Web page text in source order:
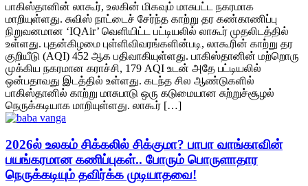
பாகிஸ்தானின் லாகூர், உலகின் மிகவும் மாசுபட்ட நகரமாக
மாறியுள்ளது. சுவிஸ் நாட்டைச் சேர்ந்த காற்று தர கண்காணிப்பு
நிறுவனமான ‘IQAir’ வெளியிட்ட பட்டியலில் லாகூர் முதலிடத்தில்
உள்ளது. புதன்கிழமை புள்ளிவிவரங்களின்படி, லாகூரின் காற்று தர
குறியீடு (AQI) 452 ஆக பதிவாகியுள்ளது. பாகிஸ்தானின் மற்றொரு
முக்கிய நகரமான கராச்சி, 179 AQI உடன் அதே பட்டியலில்
ஒன்பதாவது இடத்தில் உள்ளது. கடந்த சில ஆண்டுகளில்
பாகிஸ்தானில் காற்று மாசுபாடு ஒரு கடுமையான சுற்றுச்சூழல்
நெருக்கடியாக மாறியுள்ளது. லாகூர் […]
2026ல் உலகம் சிக்கலில் சிக்குமா? பாபா வாங்காவின்
பயங்கரமான கணிப்புகள்.. போரும் பொருளாதார
நெருக்கடியும் தவிர்க்க முடியாதவை!